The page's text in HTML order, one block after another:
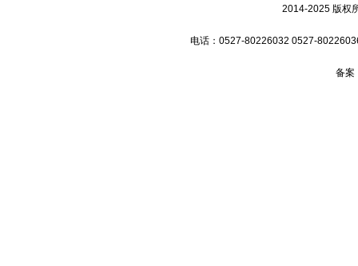
2014-2025 版权
电话：0527-80226032 0527-
备案